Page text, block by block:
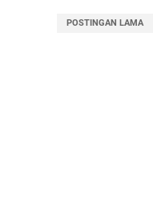
POSTINGAN LAMA